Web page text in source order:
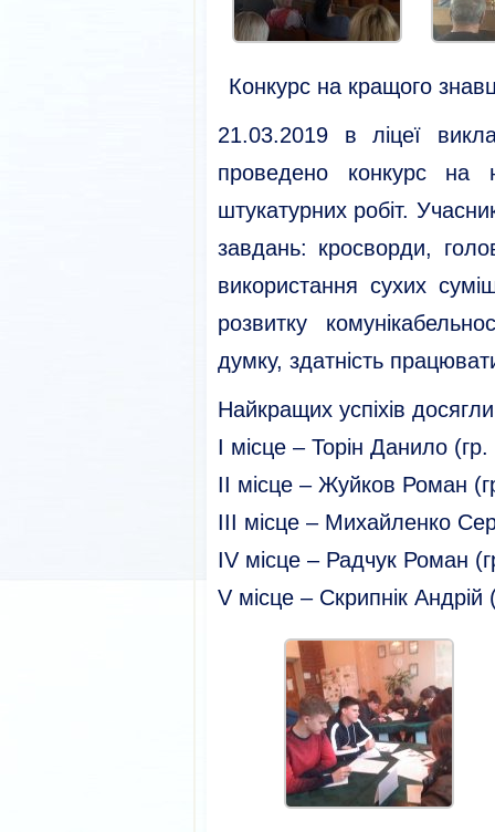
Конкурс на кращого
21.03.2019 в ліцеї
проведено конкурс на
штукатурних робіт.
завдань: кросворди,
використання сухих
розвитку
думку, здатність
Найкращих успіхів
I місце – Торін Данило
II місце – Жуйков Роман
III місце – Михайленко
IV місце – Радчук Роман
V місце – Скрипнік